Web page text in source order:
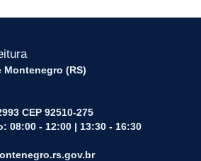
(RS)
CEP 92510-275
08:00 - 12:00 | 13:30 - 16:30